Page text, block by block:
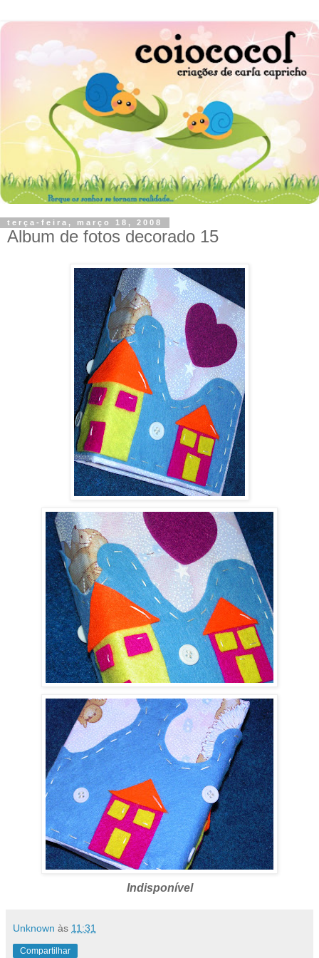
terça-feira, março 18, 2008
Album de fotos decorado 15
Indisponível
Unknown às 11:31
Compartilhar